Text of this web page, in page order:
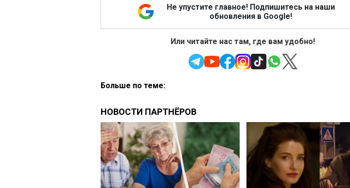
Не упустите главное! Подпишитесь на наши
обновления в Google!
Или читайте нас там, где вам удобно!
Больше по теме: